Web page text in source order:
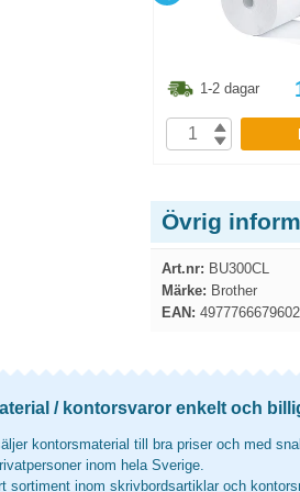
1-2 dagar
Övrig
Art.nr: BU300CL
Märke: Brother
EAN: 4977766679602
/ kontorsvaror enkelt och
kontorsmaterial till bra priser och med
inom hela Sverige.
sortiment inom skrivbordsartiklar och